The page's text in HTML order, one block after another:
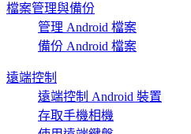
檔案管理與備份
管理 Android 檔案
備份 Android 檔案
遠端控制
遠端控制 Android 裝置
存取手機相機